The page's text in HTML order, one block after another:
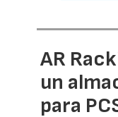
AR
un
para